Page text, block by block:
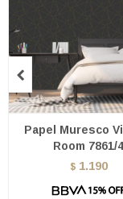
Papel Muresco
Room 7861/4
$ 1.190
